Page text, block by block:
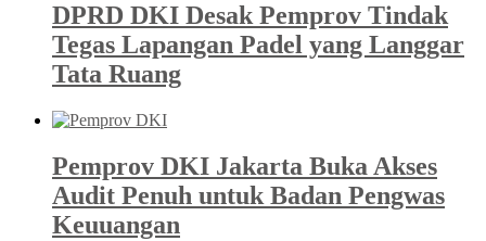
DPRD DKI Desak Pemprov Tindak
Tegas Lapangan Padel yang Langgar
Tata Ruang
Pemprov DKI Jakarta Buka Akses
Audit Penuh untuk Badan Pengwas
Keuuangan